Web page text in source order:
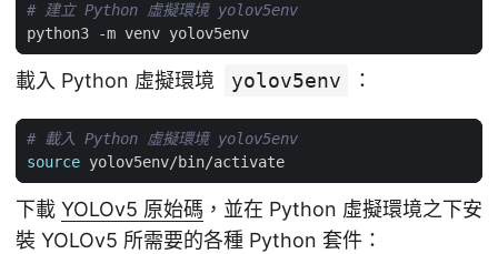
# 建立 Python 虛擬環境 yolov5env
載入 Python 虛擬環境 yolov5env ：
# 載入 Python 虛擬環境 yolov5env
source
下載 YOLOv5 原始碼 ，並在 Python 虛擬環境之下安
裝 YOLOv5 所需要的各種 Python 套件：